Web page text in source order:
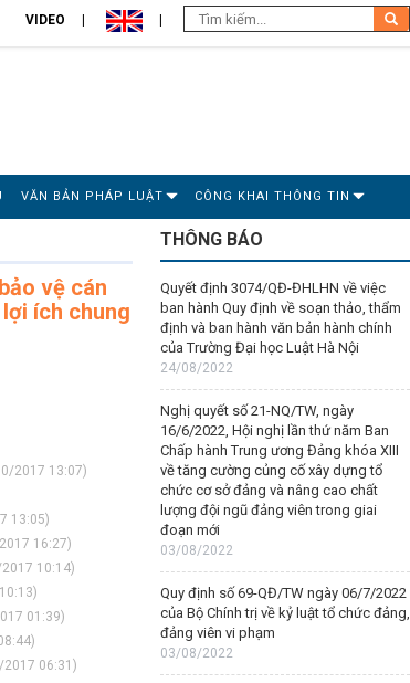
VIDEO
VĂN BẢN PHÁP LUẬT CÔNG KHAI THÔNG TIN
vệ cán
ích chung
2017 13:07)
13:05)
16:27)
10:14)
01:39)
06:31)
THÔNG BÁO
Quyết định 3074/QĐ-ĐHLHN về việc
ban hành Quy định về soạn thảo, thẩm
định và ban hành văn bản hành chính
của Trường Đại học Luật Hà Nội
24/08/2022
Nghị quyết số 21-NQ/TW, ngày
16/6/2022, Hội nghị lần thứ năm Ban
Chấp hành Trung ương Đảng khóa XIII
về tăng cường củng cố xây dựng tổ
chức cơ sở đảng và nâng cao chất
lượng đội ngũ đảng viên trong giai
đoạn mới
03/08/2022
Quy định số 69-QĐ/TW ngày 06/7/2022
của Bộ Chính trị về kỷ luật tổ chức đảng,
đảng viên vi phạm
03/08/2022